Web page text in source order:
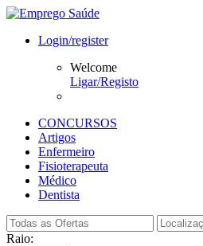
Login/register
Welcome
Ligar/Registo
CONCURSOS
Artigos
Enfermeiro
Fisioterapeuta
Médico
Dentista
Raio: